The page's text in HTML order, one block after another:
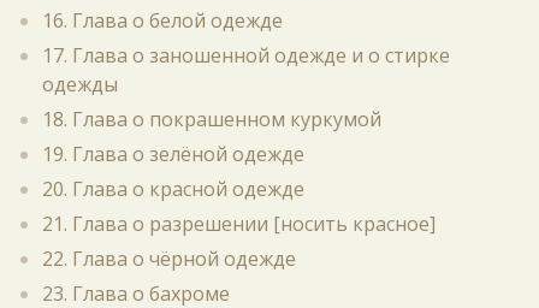
16. Глава о белой одежде
17. Глава о заношенной одежде и о стирке
одежды
18. Глава о покрашенном куркумой
19. Глава о зелёной одежде
20. Глава о красной одежде
21. Глава о разрешении [носить красное]
22. Глава о чёрной одежде
23. Глава о бахроме